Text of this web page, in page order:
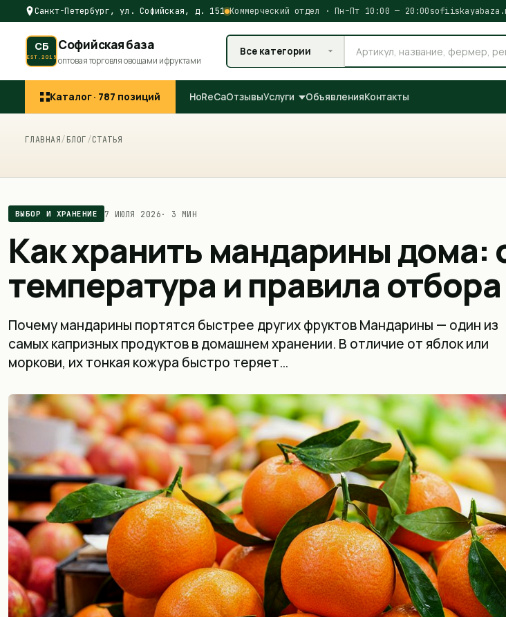
Санкт-Петербург, ул. Софийская, д. 151 Коммерческий отдел · Пн–Пт 10:00 — 20:00
СБ
EST.2015
Софийская база
оптовая торговля овощами и фруктами
Все категории
Каталог · 787 позиций HoReCaОтзывыУслуги ОбъявленияКонтакты
ГЛАВНАЯ/ БЛОГ /СТАТЬЯ
ВЫБОР И ХРАНЕНИЕ 7 ИЮЛЯ 2026 · 3 МИН
Как хранить мандарины дома:
температура и правила отбора
Почему мандарины портятся быстрее других фруктов Мандарины — один из
самых капризных продуктов в домашнем хранении. В отличие от яблок или
моркови, их тонкая кожура быстро теряет…